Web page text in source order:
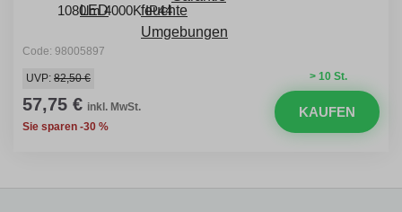
1080lm 4000K IP44
Code: 98005897
> 10 St.
UVP: 82,50 €
57,75 € inkl. MwSt.
Sie sparen -30 %
KAUFEN